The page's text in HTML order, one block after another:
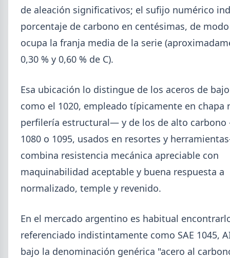
UOM 2026-08-04
Paritaria UOM agosto 2026: sin
valores de abril
UOM y cámaras metalúrgicas no cerraron la
paritaria. Agosto se liquida con los valores de abril:
de aleación significativos; el sufijo numérico
porcentaje de carbono en centésimas, de
ocupa la franja media de la serie
0,30 % y 0,60 % de C).
Esa ubicación lo distingue de los aceros de
como el 1020, empleado típicamente en chapa
perfilería estructural— y de los de alto
1080 o 1095, usados en resortes y
combina resistencia mecánica apreciable con
maquinabilidad aceptable y buena respuesta a
normalizado, temple y revenido.
En el mercado argentino es habitual
referenciado indistintamente como SAE 1045,
bajo la denominación genérica "acero al